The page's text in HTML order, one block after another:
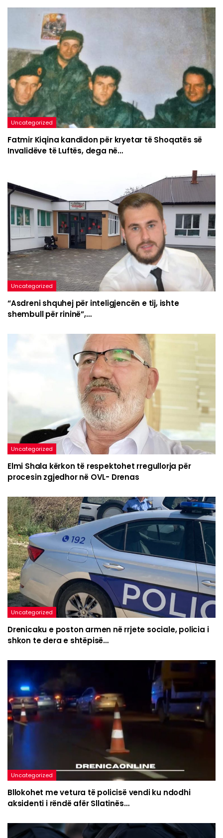
Uncategorized
Fatmir Kiqina kandidon për kryetar të Shoqatës së
Invalidëve të Luftës, dega në…
Uncategorized
“Asdreni shquhej për inteligjencën e tij, ishte
shembull për rininë”,…
Uncategorized
Elmi Shala kërkon të respektohet rregullorja për
procesin zgjedhor në OVL- Drenas
Uncategorized
Drenicaku e poston armen në rrjete sociale, policia i
shkon te dera e shtëpisë…
Uncategorized
Bllokohet me vetura të policisë vendi ku ndodhi
aksidenti i rëndë afër Sllatinës…